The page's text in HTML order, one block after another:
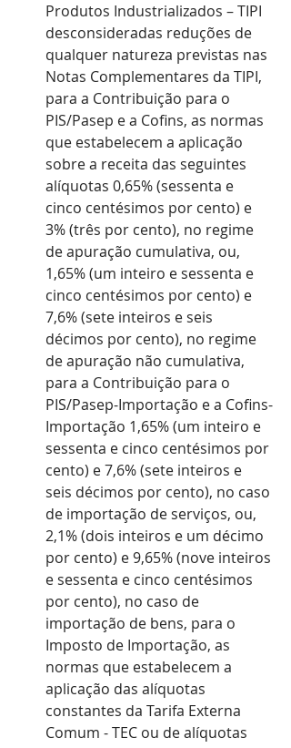
Produtos Industrializados – TIPI
desconsideradas reduções de
qualquer natureza previstas nas
Notas Complementares da TIPI,
para a Contribuição para o
PIS/Pasep e a Cofins, as normas
que estabelecem a aplicação
sobre a receita das seguintes
alíquotas 0,65% (sessenta e
cinco centésimos por cento) e
3% (três por cento), no regime
de apuração cumulativa, ou,
1,65% (um inteiro e sessenta e
cinco centésimos por cento) e
7,6% (sete inteiros e seis
décimos por cento), no regime
de apuração não cumulativa,
para a Contribuição para o
PIS/Pasep-Importação e a Cofins-
Importação 1,65% (um inteiro e
sessenta e cinco centésimos por
cento) e 7,6% (sete inteiros e
seis décimos por cento), no caso
de importação de serviços, ou,
2,1% (dois inteiros e um décimo
por cento) e 9,65% (nove inteiros
e sessenta e cinco centésimos
por cento), no caso de
importação de bens, para o
Imposto de Importação, as
normas que estabelecem a
aplicação das alíquotas
constantes da Tarifa Externa
Comum - TEC ou de alíquotas